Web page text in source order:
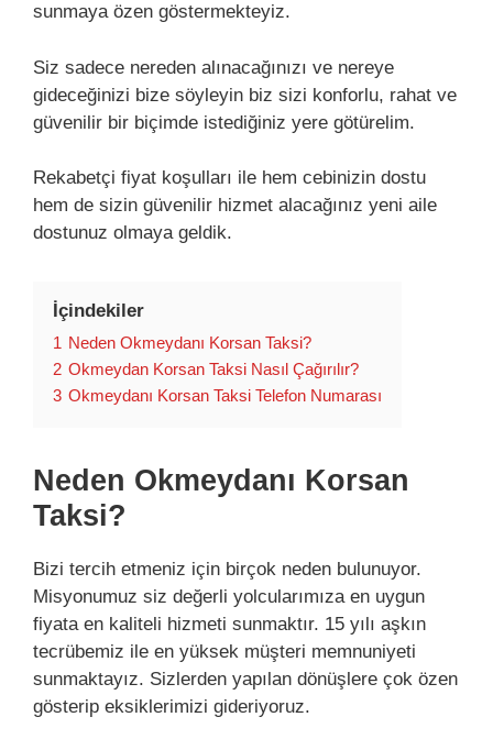
sunmaya özen göstermekteyiz.
Siz sadece nereden alınacağınızı ve nereye
gideceğinizi bize söyleyin biz sizi konforlu, rahat ve
güvenilir bir biçimde istediğiniz yere götürelim.
Rekabetçi fiyat koşulları ile hem cebinizin dostu
hem de sizin güvenilir hizmet alacağınız yeni aile
dostunuz olmaya geldik.
İçindekiler
1 Neden Okmeydanı Korsan Taksi?
2 Okmeydan Korsan Taksi Nasıl Çağırılır?
3 Okmeydanı Korsan Taksi Telefon Numarası
Neden Okmeydanı Korsan
Taksi?
Bizi tercih etmeniz için birçok neden bulunuyor.
Misyonumuz siz değerli yolcularımıza en uygun
fiyata en kaliteli hizmeti sunmaktır. 15 yılı aşkın
tecrübemiz ile en yüksek müşteri memnuniyeti
sunmaktayız. Sizlerden yapılan dönüşlere çok özen
gösterip eksiklerimizi gideriyoruz.